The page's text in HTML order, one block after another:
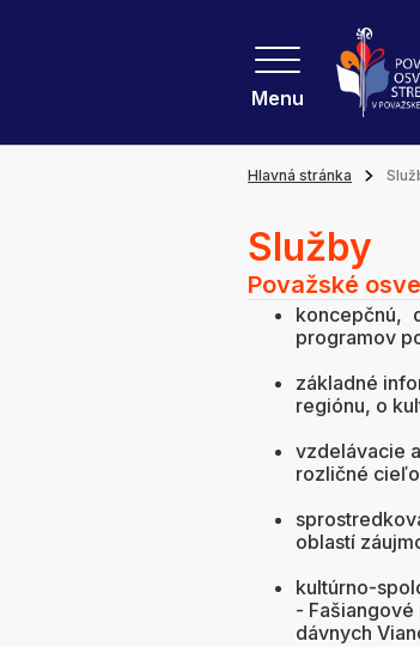
Menu
Hlavná stránka
Služby
Považské
koncepčnú,
programov
základné
regiónu, o
vzdelávacie
rozličné
oblastí
kultúrno-
-
dávnych